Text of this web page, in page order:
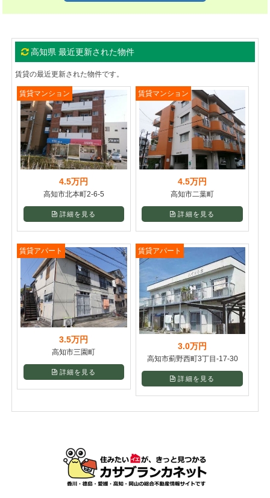
高知県 最近更新された物件
賃貸の最近更新された物件です。
賃貸マンション
4.5万円
高知市北本町2-6-5
詳細を見る
賃貸マンション
4.5万円
高知市二葉町
詳細を見る
賃貸アパート
3.5万円
高知市三園町
詳細を見る
賃貸アパート
3.0万円
高知市薊野西町3丁目-17-30
詳細を見る